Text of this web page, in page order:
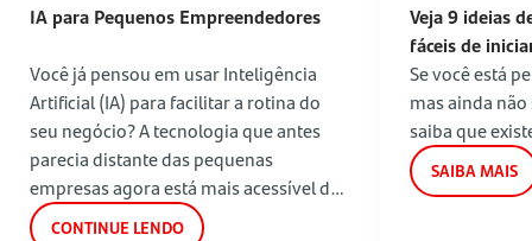
IA para Pequenos Empreendedores
Você já pensou em usar Inteligência
Artificial (IA) para facilitar a rotina do
seu negócio? A tecnologia que antes
parecia distante das pequenas
empresas agora está mais acessível do
que nunca.
CONTINUE LENDO
Veja 9 ideias
fáceis de
Se você está
mas ainda
saiba que
SAIBA MAIS